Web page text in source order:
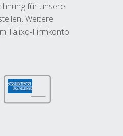
für unsere
Weitere
Talixo-Firmkonto